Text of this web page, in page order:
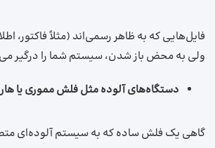
فایل‌هایی که به ظاهر رسمی‌اند (مثلاً فاکتور،
ولی به محض باز شدن، سیستم شما را درگیر
دستگاه‌های آلوده مثل فلش مموری یا
گاهی یک فلش ساده که به سیستم آلوده‌ای